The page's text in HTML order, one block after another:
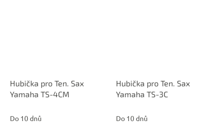
Hubička pro Ten. Sax
Yamaha TS-4CM
Do 10 dnů
Hubička pro Ten. Sax
Yamaha TS-3C
Do 10 dnů